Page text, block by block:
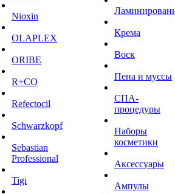
Niохin
OLAPLEX
ORIBE
R+CO
Refectocil
Schwarzkopf
Sebastian
Professional
Tigi
Крема
Воск
Пена и муссы
СПА-
процедуры
Наборы
косметики
Аксессуары
Ампулы